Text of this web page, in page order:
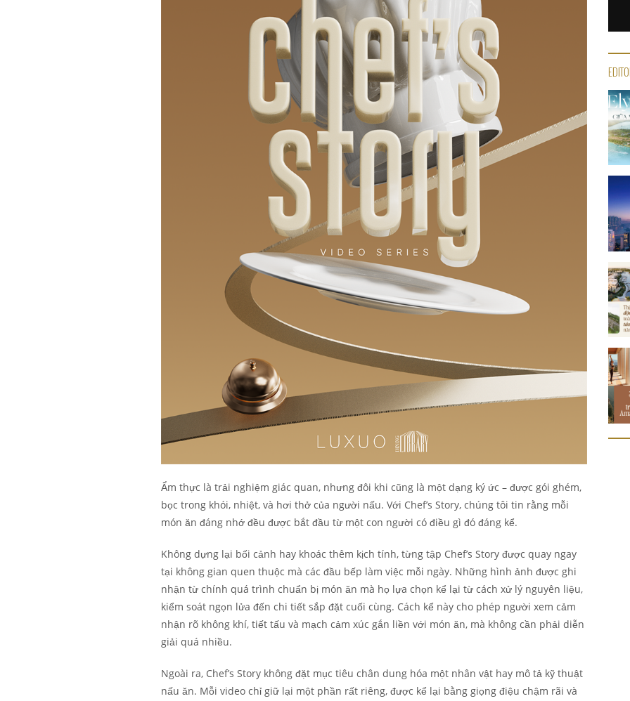
Ẩm thực là trải nghiệm giác quan, nhưng đôi khi cũng là một dạng ký ức – được gói ghém,
bọc trong khói, nhiệt, và hơi thở của người nấu. Với Chef’s Story, chúng tôi tin rằng mỗi
món ăn đáng nhớ đều được bắt đầu từ một con người có điều gì đó đáng kể.
Không dựng lại bối cảnh hay khoác thêm kịch tính, từng tập Chef’s Story được quay ngay
tại không gian quen thuộc mà các đầu bếp làm việc mỗi ngày. Những hình ảnh được ghi
nhận từ chính quá trình chuẩn bị món ăn mà họ lựa chọn kể lại từ cách xử lý nguyên liệu,
kiểm soát ngọn lửa đến chi tiết sắp đặt cuối cùng. Cách kể này cho phép người xem cảm
nhận rõ không khí, tiết tấu và mạch cảm xúc gắn liền với món ăn, mà không cần phải diễn
giải quá nhiều.
Ngoài ra, Chef’s Story không đặt mục tiêu chân dung hóa một nhân vật hay mô tả kỹ thuật
nấu ăn. Mỗi video chỉ giữ lại một phần rất riêng, được kể lại bằng giọng điệu chậm rãi và